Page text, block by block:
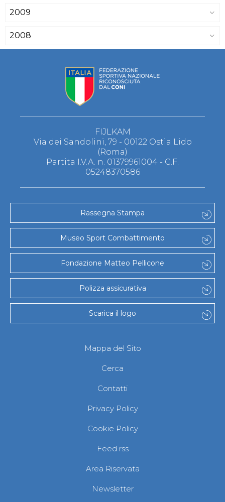
2009
2008
FIJLKAM
Via dei Sandolini, 79 - 00122 Ostia Lido
(Roma)
Partita I.V.A. n. 01379961004 - C.F.
05248370586
Rassegna Stampa
Museo Sport Combattimento
Fondazione Matteo Pellicone
Polizza assicurativa
Scarica il logo
Mappa del Sito
Cerca
Contatti
Privacy Policy
Cookie Policy
Feed rss
Area Riservata
Newsletter